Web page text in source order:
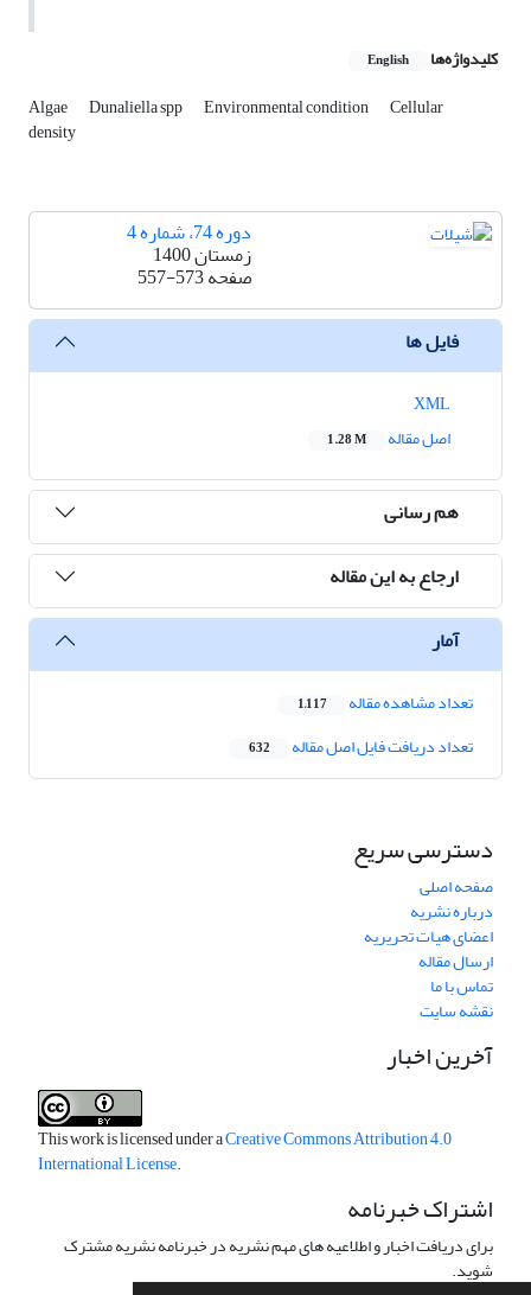
کلیدواژه‌ها English
Algae Dunaliella spp Environmental condition Cellular
density
دوره 74، شماره 4
زمستان 1400
صفحه557-573
فایل ها
اصل مقاله
1.28 M
هم رسانی
ارجاع به این مقاله
آمار
تعداد مشاهده مقاله 1,117
تعداد دریافت فایل اصل مقاله 632
دسترسی سریع
صفحه اصلی
درباره نشریه
اعضای هیات تحریریه
ارسال مقاله
تماس با ما
نقشه سایت
آخرین اخبار
This work is licensed under aCreative Commons Attribution 4.0
International License.
اشتراک خبرنامه
برای دریافت اخبار و اطلاعیه های مهم نشریه در خبرنامه نشریه مشترک
شوید.